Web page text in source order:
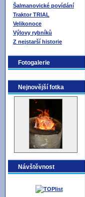
Šalmanovické povídání
Traktor TRIAL
Velikonoce
Výlovy rybníků
Z nejstarší historie
Fotogalerie
Nejnovější fotka
Návštěvnost